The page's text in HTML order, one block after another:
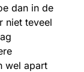
dan in de
niet teveel
wel apart